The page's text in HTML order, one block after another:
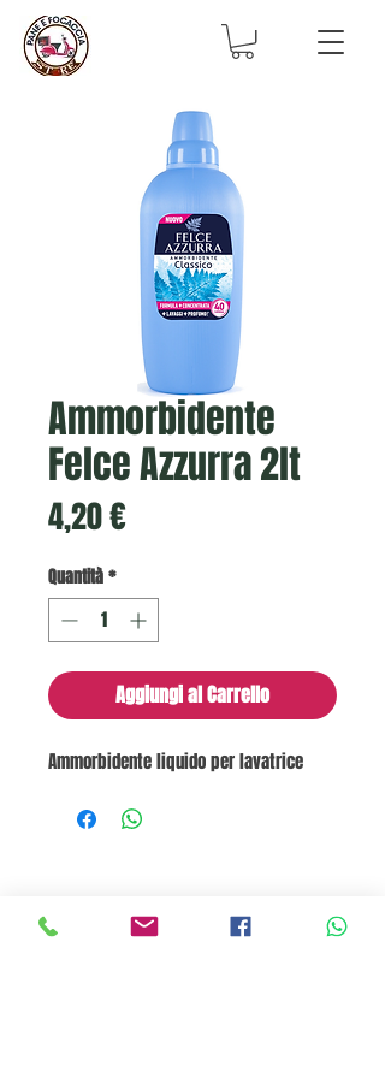
Ammorbidente
Felce Azzurra 2lt
4,20 €Prezzo
Quantità*
Aggiungi al Carrello
Ammorbidente liquido per lavatrice